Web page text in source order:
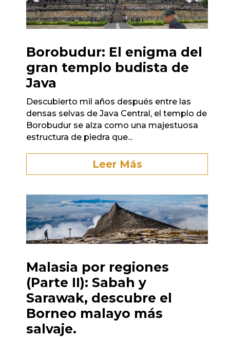
Borobudur: El enigma del
gran templo budista de
Java
Descubierto mil años después entre las
densas selvas de Java Central, el templo de
Borobudur se alza como una majestuosa
estructura de piedra que...
Leer Más
Malasia por regiones
(Parte II): Sabah y
Sarawak, descubre el
Borneo malayo más
salvaje.